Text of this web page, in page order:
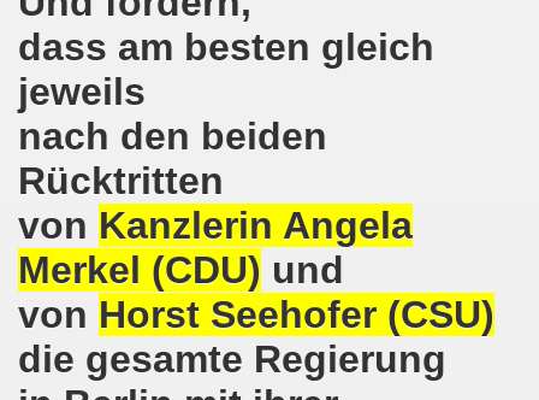
dass am besten gleich
jeweils
nach den beiden
Rücktritten
von Kanzlerin Angela
Merkel (CDU) und
von Horst Seehofer (CSU)
die gesamte Regierung
Arbeiter und an die kämpfenden Arbeiterinnen bei
in Gelsenkirchen: Eine Erfolgsgeschichte und eine Feier
20.08.2018 in Gelsenkirchen - ein Grund zu feiern!
Bewegung am 13.08.2018 hält weiterhin wie bisher
Bewegung am 06.08.2018 unter dem Motto:
Gelsenkirchener Montagsdemo-Bewegung am
ist mit den streikenden Kolleginnen und mit
- der Kultursaal und das Haus des Widerstands in